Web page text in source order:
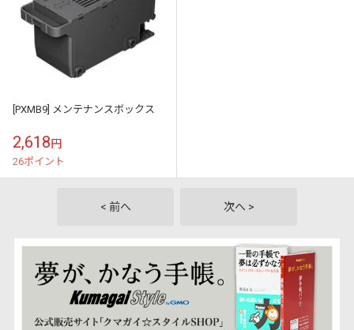
[PXMB9] メンテナンスボックス
2,618円
26ポイント
< 前へ 次へ >